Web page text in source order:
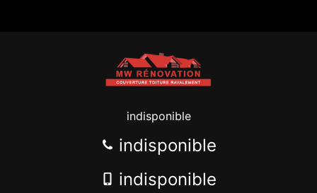
indisponible
indisponible
indisponible